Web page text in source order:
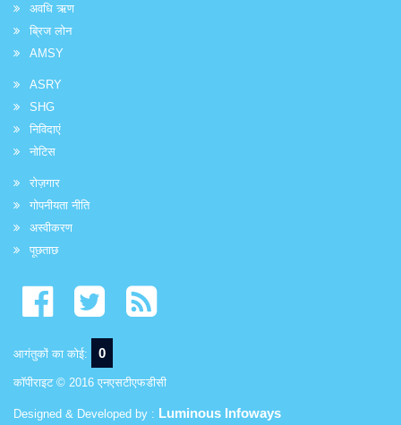
अवधि ऋण
ब्रिज लोन
AMSY
ASRY
SHG
निविदाएं
नोटिस
रोज़गार
गोपनीयता नीति
अस्वीकरण
पूछताछ
आगंतुकों का कोई: 0
कॉपीराइट © 2016 एनएसटीएफडीसी
Designed & Developed by : Luminous Infoways